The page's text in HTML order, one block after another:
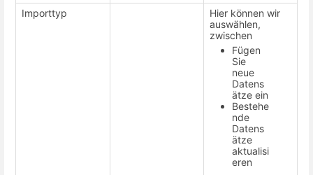
Importtyp
Hier können wir
auswählen,
zwischen
Fügen
Sie
neue
Datens
ätze ein
Bestehe
nde
Datens
ätze
aktualisi
eren